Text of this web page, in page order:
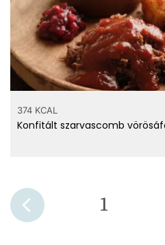
374 KCAL
Konfitált szarvascomb
1